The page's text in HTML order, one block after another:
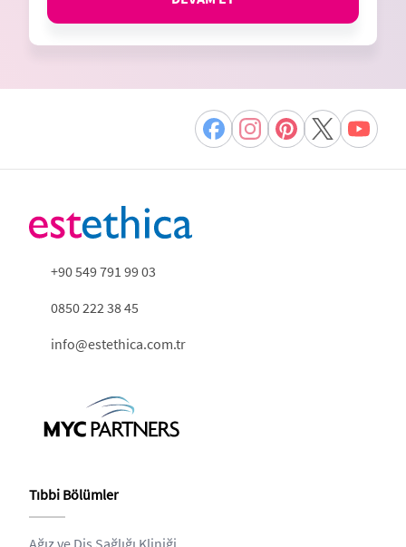
+90 549 791 99 03
0850 222 38 45
info@estethica.com.tr
Tıbbi Bölümler